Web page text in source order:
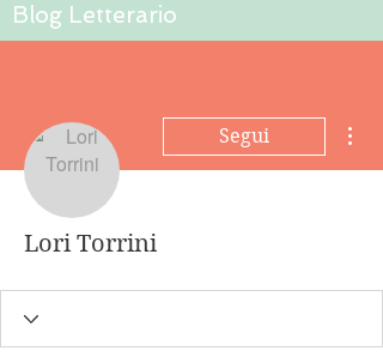
Blog Letterario
Segui
Lori Torrini